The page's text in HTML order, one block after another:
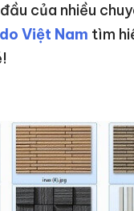
của nhiều
Việt Nam tìm